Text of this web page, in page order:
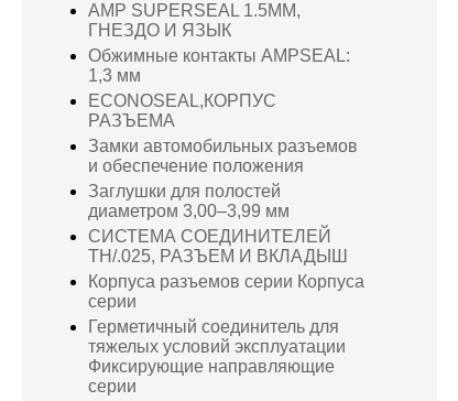
AMP SUPERSEAL 1.5MM,
ГНЕЗДО И ЯЗЫК
Обжимные контакты AMPSEAL:
1,3 мм
ECONOSEAL,КОРПУС
РАЗЪЕМА
Замки автомобильных разъемов
и обеспечение положения
Заглушки для полостей
диаметром 3,00–3,99 мм
СИСТЕМА СОЕДИНИТЕЛЕЙ
TH/.025, РАЗЪЕМ И ВКЛАДЫШ
Корпуса разъемов серии Корпуса
серии
Герметичный соединитель для
тяжелых условий эксплуатации
Фиксирующие направляющие
серии